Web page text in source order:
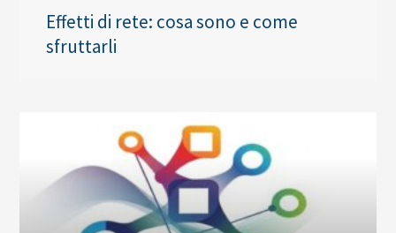
Effetti di rete: cosa sono e come
sfruttarli